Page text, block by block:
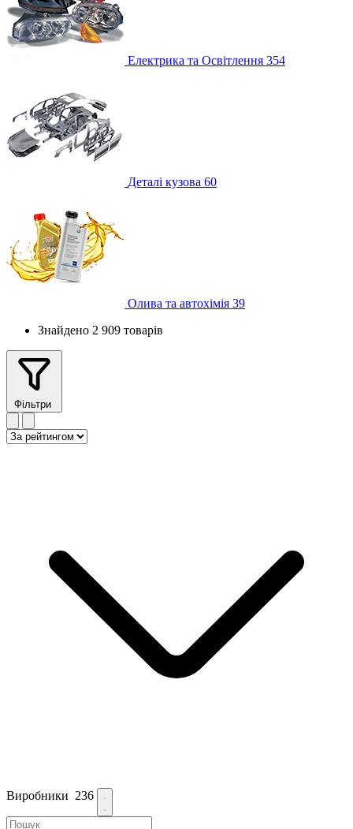
Електрика та Освітлення 354
Деталі кузова 60
Олива та автохімія 39
Знайдено 2 909 товарів
Фільтри
Виробники 236